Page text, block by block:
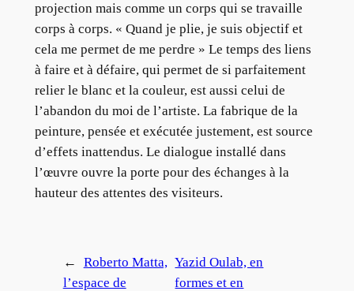
projection mais comme un corps qui se travaille
corps à corps. « Quand je plie, je suis objectif et
cela me permet de me perdre » Le temps des liens
à faire et à défaire, qui permet de si parfaitement
relier le blanc et la couleur, est aussi celui de
l’abandon du moi de l’artiste. La fabrique de la
peinture, pensée et exécutée justement, est source
d’effets inattendus. Le dialogue installé dans
l’œuvre ouvre la porte pour des échanges à la
hauteur des attentes des visiteurs.
←
Roberto Matta,
l’espace de
Yazid Oulab, en
formes et en